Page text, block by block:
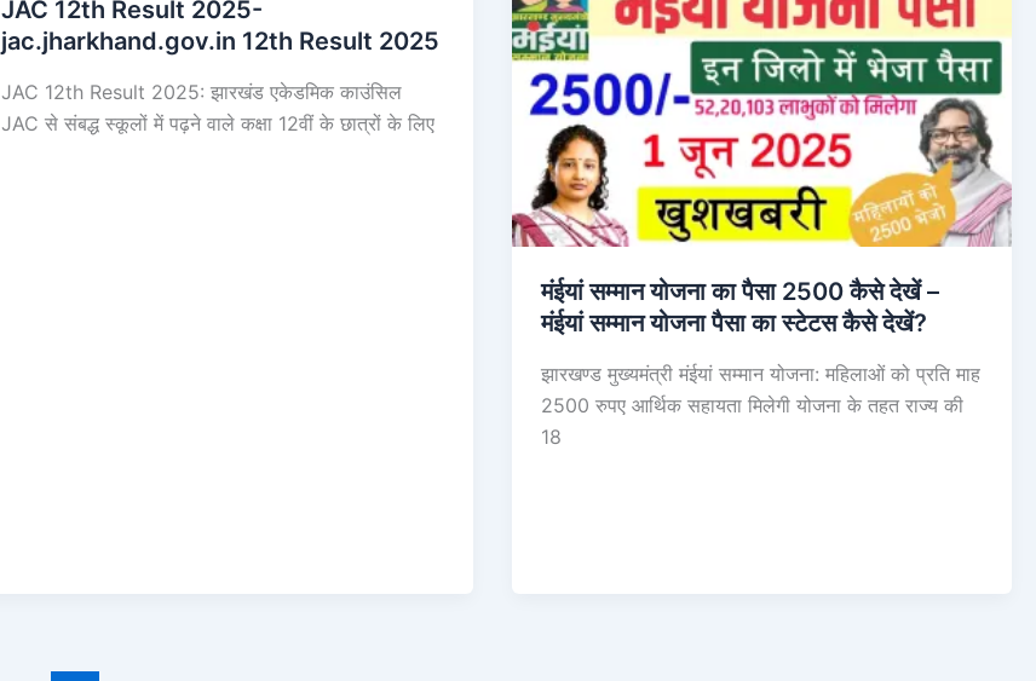
JAC 12th Result 2025-
jac.jharkhand.gov.in 12th Result 2025
JAC 12th Result 2025: झारखंड एकेडमिक काउंसिल
JAC से संबद्ध स्कूलों में पढ़ने वाले कक्षा 12वीं के छात्रों के लिए
मंईयां सम्मान योजना का पैसा 2500 कैसे देखें –
मंईयां सम्मान योजना पैसा का स्टेटस कैसे देखें?
झारखण्ड मुख्यमंत्री मंईयां सम्मान योजना: महिलाओं को प्रति माह
2500 रुपए आर्थिक सहायता मिलेगी योजना के तहत राज्य की
18